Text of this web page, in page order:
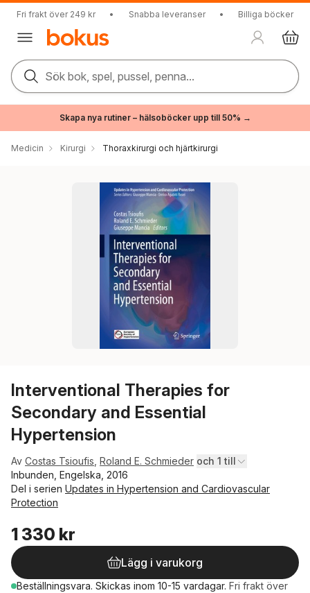
Fri frakt över 249 kr • Snabba leveranser • Billiga böcker
Sök bok, spel, pussel, penna...
Skapa nya rutiner – hälsoböcker upp till 50% →
Medicin Kirurgi Thoraxkirurgi och hjärtkirurgi
Interventional Therapies for
Secondary and Essential
Hypertension
Av Costas Tsioufis Roland E. Schmieder och 1 till
Inbunden, Engelska, 2016
Del i serien Updates in Hypertension and Cardiovascular
Protection
1 330 kr
Lägg i varukorg
Beställningsvara. Skickas inom 10-15 vardagar. Fri frakt över